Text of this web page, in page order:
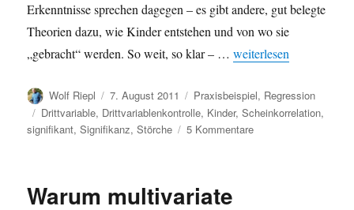
Erkenntnisse sprechen dagegen – es gibt andere, gut belegte
Theorien dazu, wie Kinder entstehen und von wo sie
„gebracht“ werden. So weit, so klar – …„Korrelation: Je mehr
weiterlesen
Autor
Wolf Riepl
Veröffentlicht
am
7. August 2011 Kategorien
Praxisbeispiel, Regression
Schlagwörter
Drittvariable, Drittvariablenkontrolle, Kinder,Scheinkorrelation,
signifikant,Signifikanz,Störche 5 Kommentarezu
Warum multivariate